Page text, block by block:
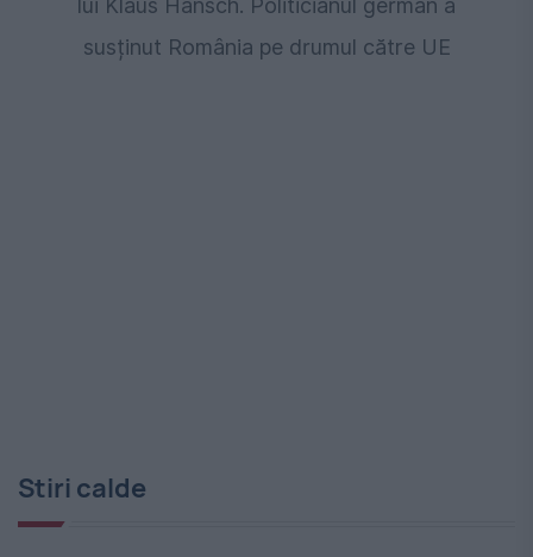
lui Klaus Hänsch. Politicianul german a
susținut România pe drumul către UE
Stiri calde